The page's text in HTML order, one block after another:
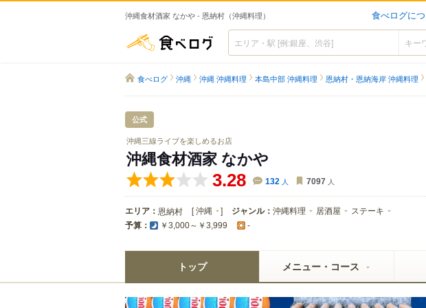
沖縄食材酒家 なかや - 恩納村（沖縄料理） 食べログに
食べログ
食べログ 沖縄 沖縄 沖縄料理 本島中部 沖縄料理 恩納村・恩納海岸 沖縄料理
公式
沖縄三線ライブを楽しめるお店
沖縄食材酒家 なかや
3.28 132 人 7097 人
エリア： 恩納村 [沖縄 ] ジャンル： 沖縄料理 居酒屋 ステーキ
予算： ￥3,000～￥3,999 -
トップ メニュー・コース